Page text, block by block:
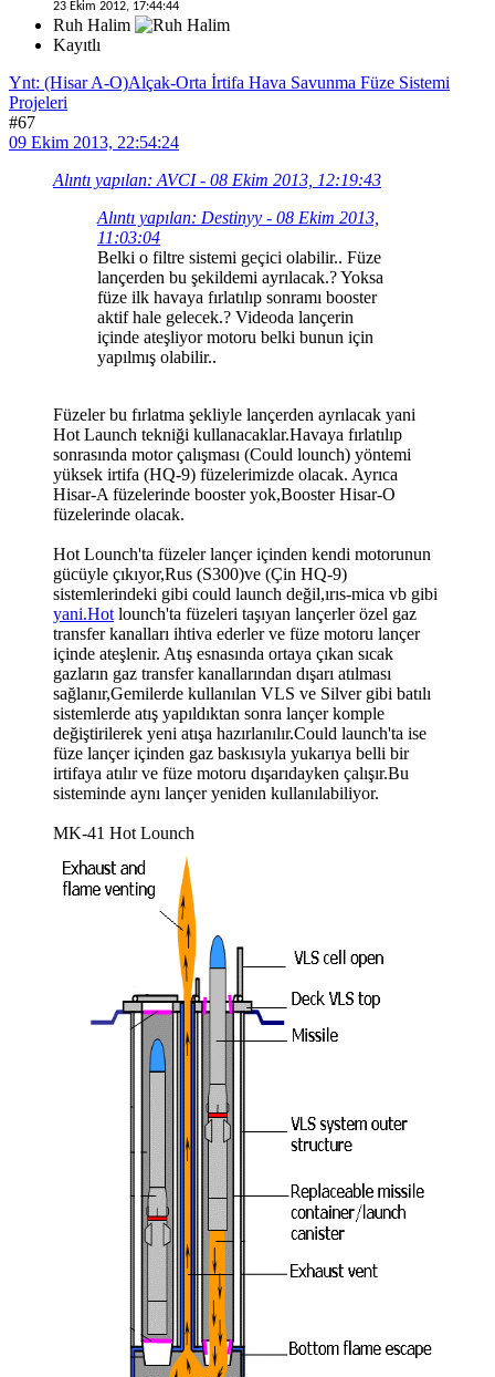
23 Ekim 2012, 17:44:44
Ruh Halim
Kayıtlı
Ynt: (Hisar A-O)Alçak-Orta İrtifa Hava Savunma Füze Sistemi
Projeleri
#67
09 Ekim 2013, 22:54:24
Alıntı yapılan: AVCI - 08 Ekim 2013, 12:19:43
Alıntı yapılan: Destinyy - 08 Ekim 2013,
11:03:04
Belki o filtre sistemi geçici olabilir.. Füze
lançerden bu şekildemi ayrılacak.? Yoksa
füze ilk havaya fırlatılıp sonramı booster
aktif hale gelecek.? Videoda lançerin
içinde ateşliyor motoru belki bunun için
yapılmış olabilir..
Füzeler bu fırlatma şekliyle lançerden ayrılacak yani
Hot Launch tekniği kullanacaklar.Havaya fırlatılıp
sonrasında motor çalışması (Could lounch) yöntemi
yüksek irtifa (HQ-9) füzelerimizde olacak. Ayrıca
Hisar-A füzelerinde booster yok,Booster Hisar-O
füzelerinde olacak.
Hot Lounch'ta füzeler lançer içinden kendi motorunun
gücüyle çıkıyor,Rus (S300)ve (Çin HQ-9)
sistemlerindeki gibi could launch değil,ırıs-mica vb gibi
yani.Hot lounch'ta füzeleri taşıyan lançerler özel gaz
transfer kanalları ihtiva ederler ve füze motoru lançer
içinde ateşlenir. Atış esnasında ortaya çıkan sıcak
gazların gaz transfer kanallarından dışarı atılması
sağlanır,Gemilerde kullanılan VLS ve Silver gibi batılı
sistemlerde atış yapıldıktan sonra lançer komple
değiştirilerek yeni atışa hazırlanılır.Could launch'ta ise
füze lançer içinden gaz baskısıyla yukarıya belli bir
irtifaya atılır ve füze motoru dışarıdayken çalışır.Bu
sisteminde aynı lançer yeniden kullanılabiliyor.
MK-41 Hot Lounch